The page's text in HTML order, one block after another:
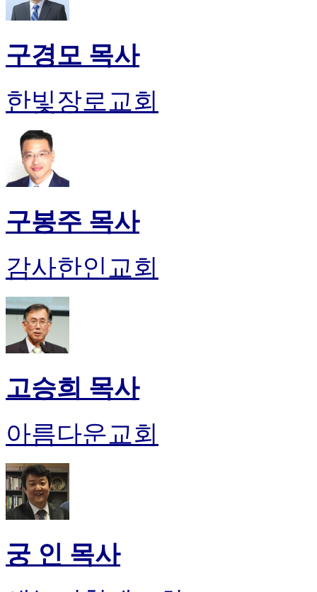
구경모 목사
한빛장로교회
구봉주 목사
감사한인교회
고승희 목사
아름다운교회
궁 인 목사